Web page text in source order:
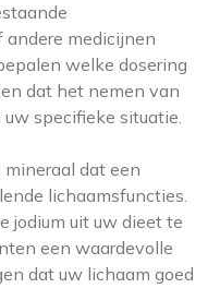
medicijnen
welke dosering
dat het nemen van
specifieke situatie.
mineraal dat een
lichaamsfuncties.
jodium uit uw dieet te
een waardevolle
dat uw lichaam goed